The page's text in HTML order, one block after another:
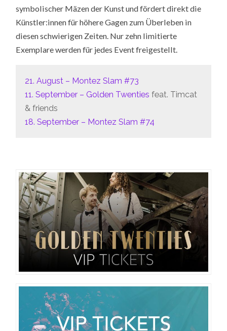
symbolischer Mäzen der Kunst und fördert direkt die
Künstler:innen für höhere Gagen zum Überleben in
diesen schwierigen Zeiten. Nur zehn limitierte
Exemplare werden für jedes Event freigestellt.
21. August – Montez Slam #73
11. September – Golden Twenties feat. Timcat
& friends
18. September – Montez Slam #74